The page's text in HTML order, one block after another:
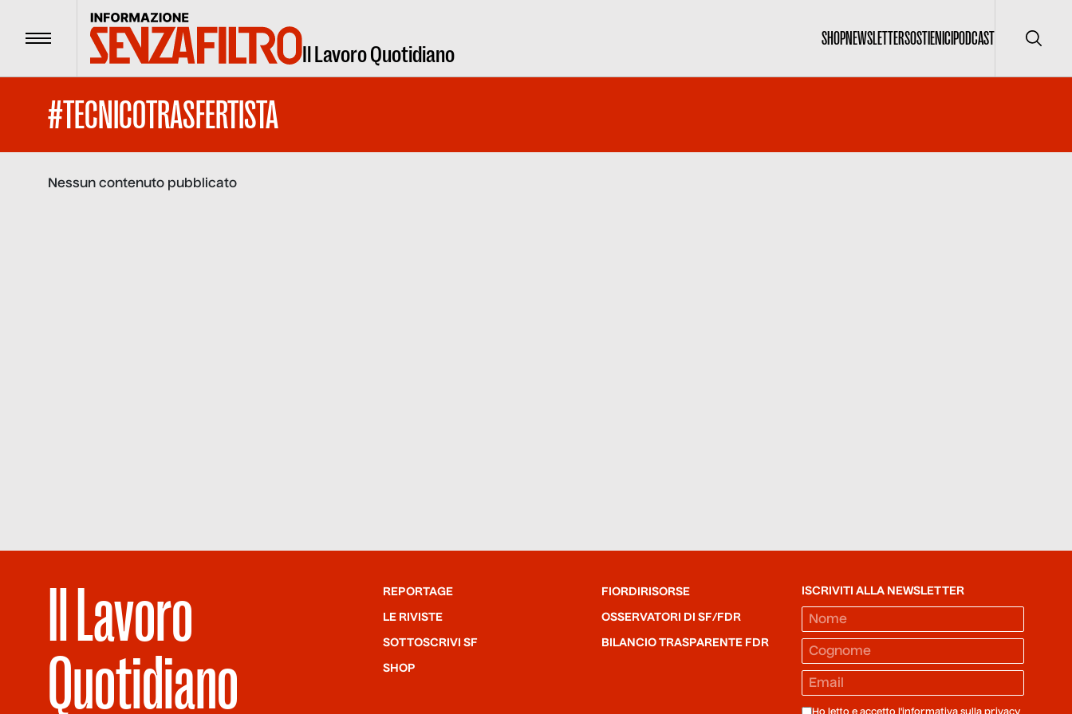
Menu Il Lavoro Quotidiano
SHOPNEWSLETTERSOSTIENICIPODCAST Cerca
#TECNICOTRASFERTISTA
Nessun contenuto pubblicato
Il Lavoro
Quotidiano
REPORTAGE
LE RIVISTE
SOTTOSCRIVI SF
SHOP
FIORDIRISORSE
OSSERVATORI DI SF/FDR
BILANCIO TRASPARENTE FDR
ISCRIVITI ALLA NEWSLETTER